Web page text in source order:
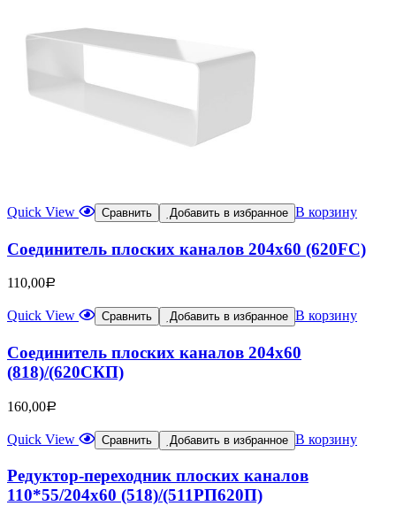
Quick View Сравнить Добавить в избранное В корзину
Соединитель плоских каналов 204х60 (620FC)
110,00Р
Quick View Сравнить Добавить в избранное В корзину
Соединитель плоских каналов 204х60
(818)/(620СКП)
160,00Р
Quick View Сравнить Добавить в избранное В корзину
Редуктор-переходник плоских каналов
110*55/204х60 (518)/(511РП620П)